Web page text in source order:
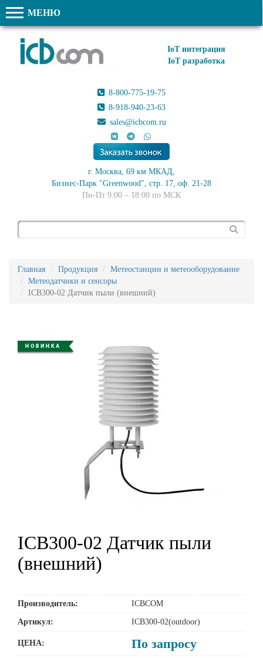
МЕНЮ
IoT интеграция
IoT разработка
8-800-775-19-75
8-918-940-23-63
sales@icbcom.ru
г. Москва, 69 км МКАД,
Бизнес-Парк "Greenwood", стр. 17, оф. 21-28
Пн-Пт 9:00 – 18:00 по МСК
Главная Продукция
Метеостанции и метеооборудование
Метеодатчики и сенсоры
ICB300-02 Датчик пыли (внешний)
ICB300-02 Датчик пыли
(внешний)
Производитель: ICBCOM
Артикул: ICB300-02(outdoor)
ЦЕНА: По запросу